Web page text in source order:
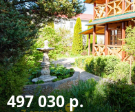
833 255 р.